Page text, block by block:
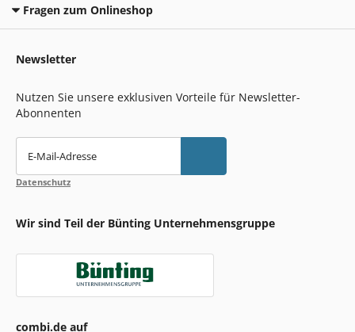
Fragen zum Onlineshop
Newsletter
Nutzen Sie unsere exklusiven Vorteile für Newsletter-
Abonnenten
E-Mail-Adresse
Datenschutz
Wir sind Teil der Bünting Unternehmensgruppe
combi.de auf